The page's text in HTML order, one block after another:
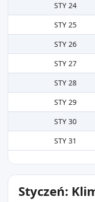
STY 24
STY 25
STY 26
STY 27
STY 28
STY 29
STY 30
STY 31
Styczeń: